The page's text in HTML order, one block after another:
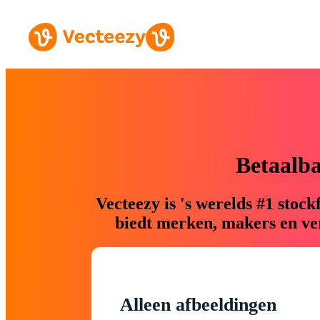
Vecteezy is 's werelds #1
biedt merken, makers en
Alleen afbeeldingen